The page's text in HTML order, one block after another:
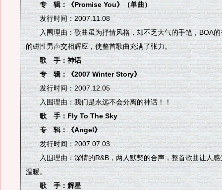
专 辑：《Promise You》（单曲）
发行时间：2007.11.08
入围理由：歌曲虽为抒情风格，却不乏大气的手笔，BOA的
的磁性男声交相辉应，使整首歌曲充满了张力。
歌 手：神话
专 辑：《2007 Winter Story》
发行时间：2007.12.05
入围理由：我们是永远不会分离的神话！！
歌 手：Fly To The Sky
专 辑：《Angel》
发行时间：2007.07.03
入围理由：深情的R&B，两人默契的合声，整首歌曲让人感
温暖。
歌 手：辉星